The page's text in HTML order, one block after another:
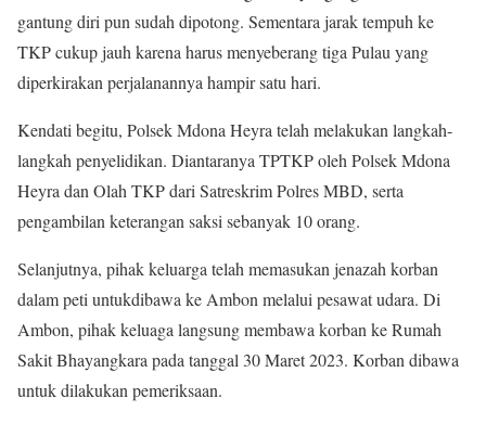
gantung diri pun sudah dipotong. Sementara jarak tempuh ke
TKP cukup jauh karena harus menyeberang tiga Pulau yang
diperkirakan perjalanannya hampir satu hari.
Kendati begitu, Polsek Mdona Heyra telah melakukan langkah-
langkah penyelidikan. Diantaranya TPTKP oleh Polsek Mdona
Heyra dan Olah TKP dari Satreskrim Polres MBD, serta
pengambilan keterangan saksi sebanyak 10 orang.
Selanjutnya, pihak keluarga telah memasukan jenazah korban
dalam peti untukdibawa ke Ambon melalui pesawat udara. Di
Ambon, pihak keluaga langsung membawa korban ke Rumah
Sakit Bhayangkara pada tanggal 30 Maret 2023. Korban dibawa
untuk dilakukan pemeriksaan.